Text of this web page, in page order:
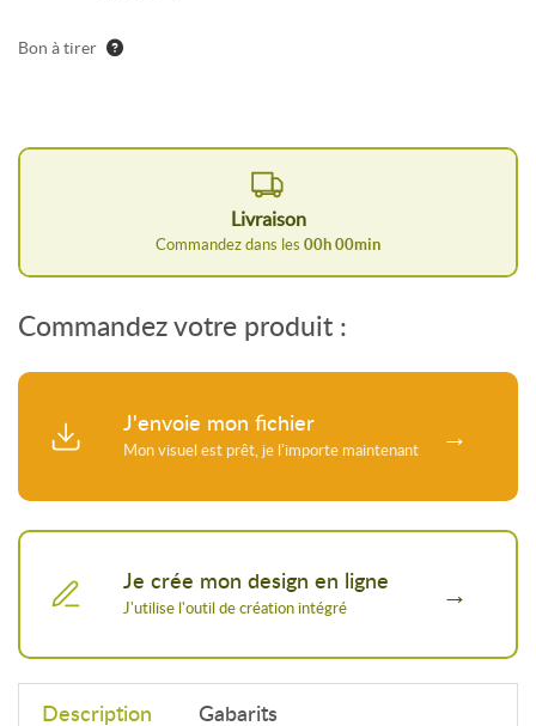
Bon à tirer
Livraison
Commandez dans les 00h 00min
Commandez votre produit :
J'envoie mon fichier
Je crée mon design en ligne
Description Gabarits